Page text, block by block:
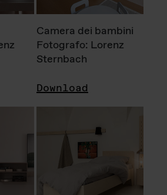
Camera dei bambini
Fotografo: Lorenz
Sternbach
Download